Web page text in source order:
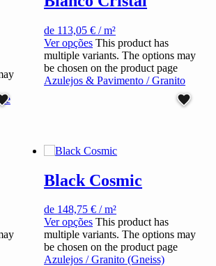
de 113,05€ / m²
Ver opções This product has
multiple variants. The options may
be chosen on the product page
Azulejos & Pavimento / Granito
Black Cosmic
de 148,75€ / m²
Ver opções This product has
multiple variants. The options may
be chosen on the product page
Azulejos / Granito (Gneiss)